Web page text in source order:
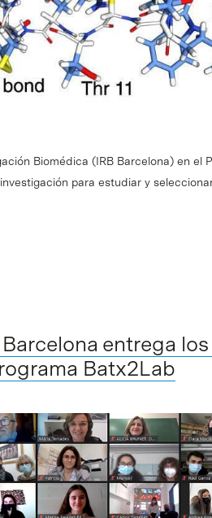
Biomédica (IRB Barcelona) en el
para estudiar y
entrega
Batx2Lab